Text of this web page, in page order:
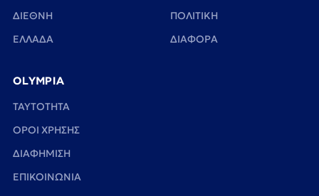
ΔΙΕΘΝΗ
ΕΛΛΑΔΑ
ΠΟΛΙΤΙΚΗ
ΔΙΑΦΟΡΑ
OLYMPIA
TAYTOTHTA
ΟΡΟΙ ΧΡΗΣΗΣ
ΔΙΑΦΗΜΙΣΗ
ΕΠΙΚΟΙΝΩΝΙΑ